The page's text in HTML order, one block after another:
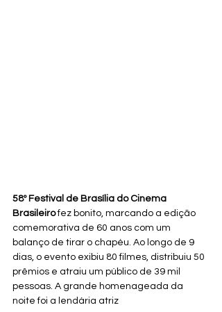
58º Festival de Brasília do Cinema
Brasileiro fez bonito, marcando a edição
comemorativa de 60 anos com um
balanço de tirar o chapéu. Ao longo de 9
dias, o evento exibiu 80 filmes, distribuiu 50
prêmios e atraiu um público de 39 mil
pessoas. A grande homenageada da
noite foi a lendária atriz